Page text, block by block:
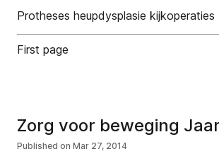
Protheses heupdysplasie kijkoperaties
First page
Zorg voor beweging
Published on Mar 27, 2014